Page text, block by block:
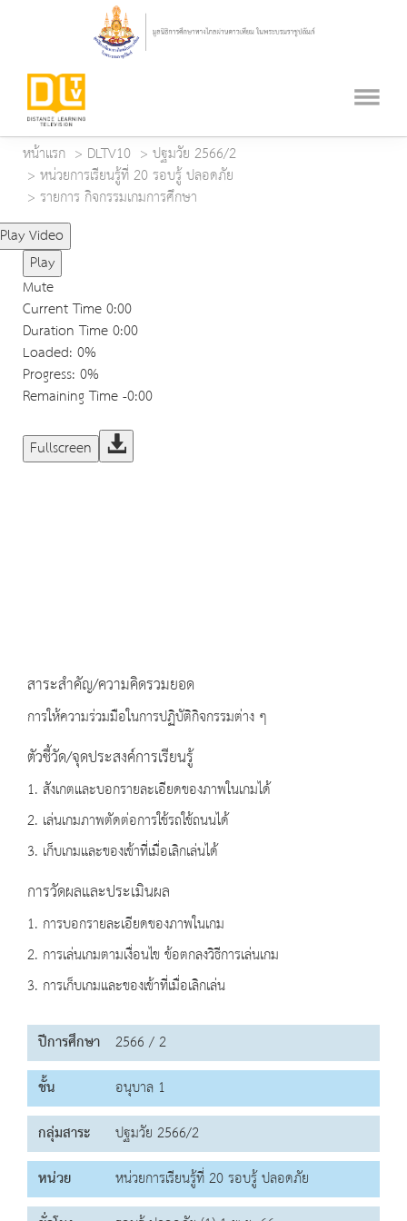
หน้าแรก DLTV10
ปฐมวัย 2566/2
หน่วยการเรียนรู้ที่ 20 รอบรู้ ปลอดภัย
รายการ กิจกรรมเกมการศึกษา
Play Video
Play
Mute
Current Time0:00
Duration Time0:00
Loaded: 0%
Progress: 0%
Remaining Time-0:00
Fullscreen
สาระสำคัญ/ความคิดรวมยอด
การให้ความร่วมมือในการปฏิบัติกิจกรรมต่าง ๆ
ตัวชี้วัด/จุดประสงค์การเรียนรู้
1. สังเกตและบอกรายละเอียดของภาพในเกมได้
2. เล่นเกมภาพตัดต่อการใช้รถใช้ถนนได้
3. เก็บเกมและของเข้าที่เมื่อเลิกเล่นได้
การวัดผลและประเมินผล
1. การบอกรายละเอียดของภาพในเกม
2. การเล่นเกมตามเงื่อนไข ข้อตกลงวิธีการเล่นเกม
3. การเก็บเกมและของเข้าที่เมื่อเลิกเล่น
ปีการศึกษา 2566 / 2
ชั้น
อนุบาล 1
กลุ่มสาระ
ปฐมวัย 2566/2
หน่วย
หน่วยการเรียนรู้ที่ 20 รอบรู้ ปลอดภัย